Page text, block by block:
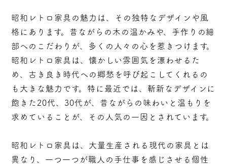
昭和レトロ家具の魅力は、その独特なデザインや風
格にあります。昔ながらの木の温かみや、手作りの細
部へのこだわりが、多くの人々の心を惹きつけます。
昭和レトロ家具は、懐かしい雰囲気を漂わせるた
め、古き良き時代への郷愁を呼び起こしてくれるの
も大きな魅力です。特に最近では、斬新なデザインに
飽きた20代、30代が、昔ながらの味わいと温もりを
求めていることが、その人気の一因とされています。
昭和レトロ家具は、大量生産される現代の家具とは
異なり、一つ一つが職人の手仕事を感じさせる個性